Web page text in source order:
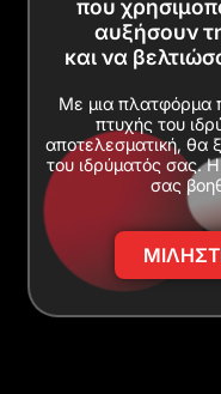
που
αυξήσουν
και να
Με μια πλατφόρμα
πτυχής του
αποτελεσματική, θα
του ιδρύματός σας.
σας